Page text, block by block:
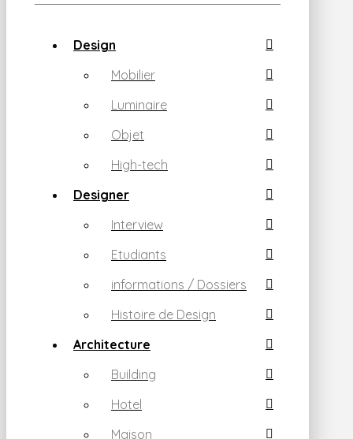
Design
Mobilier
Luminaire
Objet
High-tech
Designer
Interview
Etudiants
informations / Dossiers
Histoire de Design
Architecture
Building
Hotel
Maison